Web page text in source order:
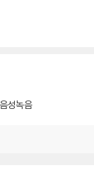
음성녹음